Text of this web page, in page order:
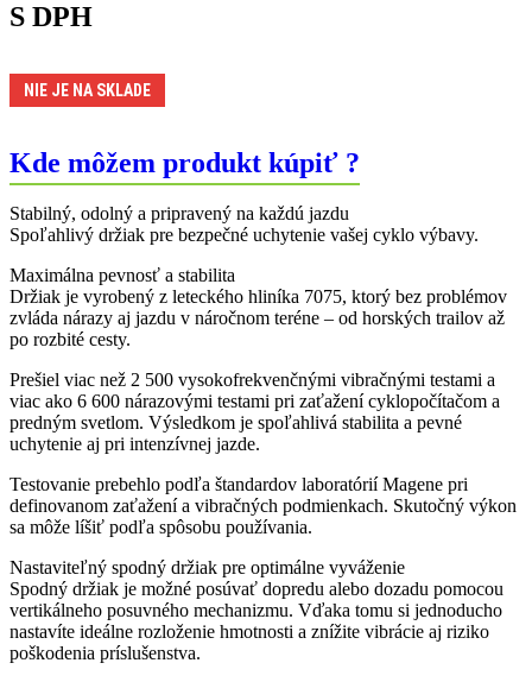
S DPH
NIE JE NA SKLADE
Kde môžem produkt kúpiť ?
Stabilný, odolný a pripravený na každú jazdu
Spoľahlivý držiak pre bezpečné uchytenie vašej cyklo výbavy.
Maximálna pevnosť a stabilita
Držiak je vyrobený z leteckého hliníka 7075, ktorý bez problémov
zvláda nárazy aj jazdu v náročnom teréne – od horských trailov až
po rozbité cesty.
Prešiel viac než 2 500 vysokofrekvenčnými vibračnými testami a
viac ako 6 600 nárazovými testami pri zaťažení cyklopočítačom a
predným svetlom. Výsledkom je spoľahlivá stabilita a pevné
uchytenie aj pri intenzívnej jazde.
Testovanie prebehlo podľa štandardov laboratórií Magene pri
definovanom zaťažení a vibračných podmienkach. Skutočný výkon
sa môže líšiť podľa spôsobu používania.
Nastaviteľný spodný držiak pre optimálne vyváženie
Spodný držiak je možné posúvať dopredu alebo dozadu pomocou
vertikálneho posuvného mechanizmu. Vďaka tomu si jednoducho
nastavíte ideálne rozloženie hmotnosti a znížite vibrácie aj riziko
poškodenia príslušenstva.